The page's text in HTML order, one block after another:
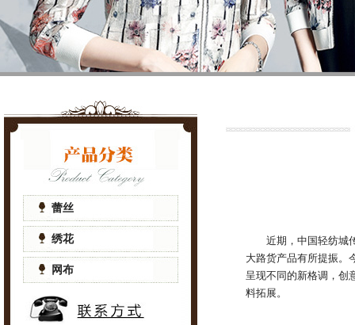
蕾丝
绣花
网布
近期，中国轻纺城
大路货产品有所提振。
呈现不同的新格调，创
料拓展。